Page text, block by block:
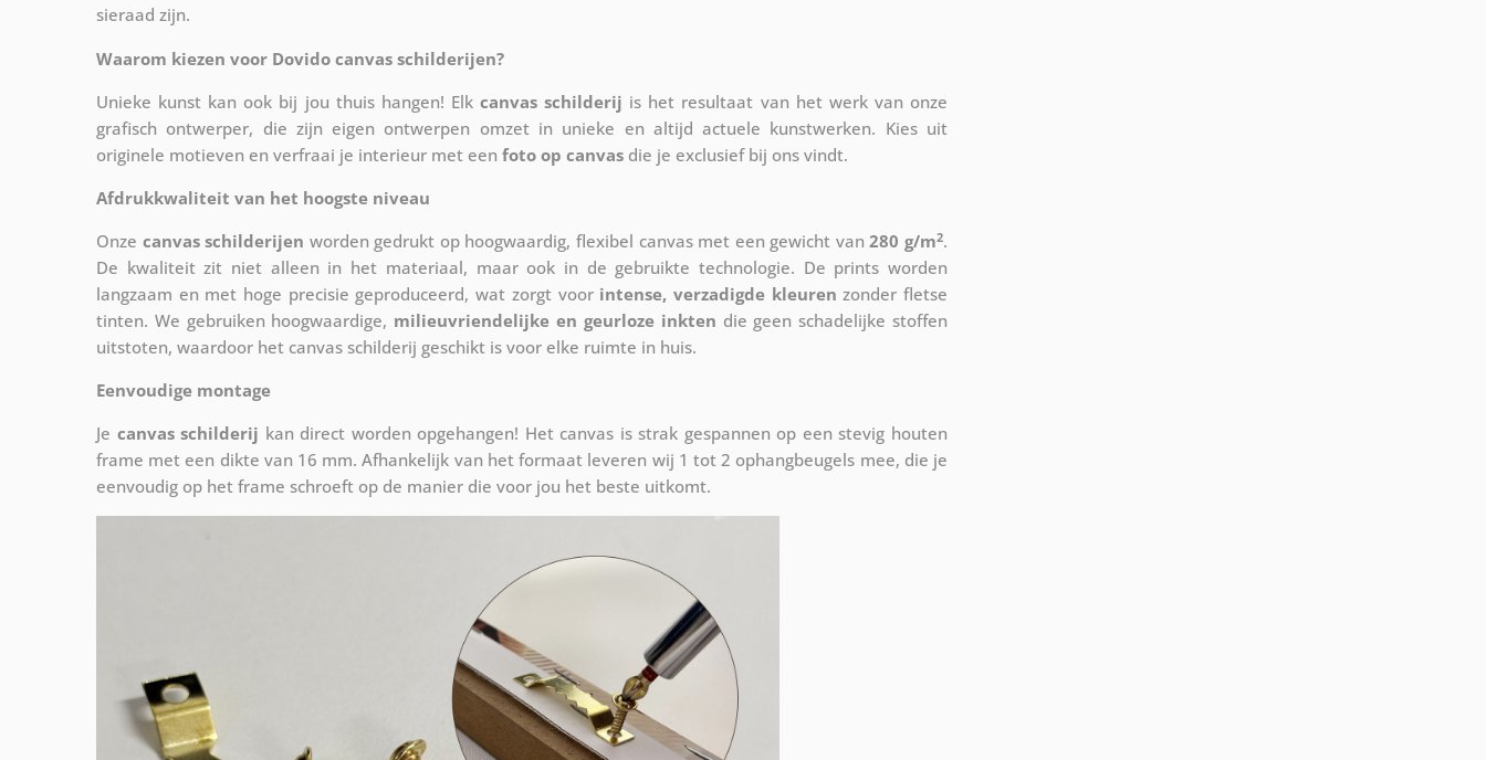
sieraad zijn.
Waarom kiezen voor Dovido canvas schilderijen?
Unieke kunst kan ook bij jou thuis hangen! Elk canvas schilderij is het resultaat van het werk van onze
grafisch ontwerper, die zijn eigen ontwerpen omzet in unieke en altijd actuele kunstwerken. Kies uit
originele motieven en verfraai je interieur met een foto op canvas die je exclusief bij ons vindt.
Afdrukkwaliteit van het hoogste niveau
Onze canvas schilderijen worden gedrukt op hoogwaardig, flexibel canvas met een gewicht van280 g/m2.
De kwaliteit zit niet alleen in het materiaal, maar ook in de gebruikte technologie. De prints worden
langzaam en met hoge precisie geproduceerd, wat zorgt voor intense, verzadigde kleuren zonder fletse
tinten. We gebruiken hoogwaardige, milieuvriendelijke en geurloze inkten die geen schadelijke stoffen
uitstoten, waardoor het canvas schilderij geschikt is voor elke ruimte in huis.
Eenvoudige montage
Je canvas schilderij kan direct worden opgehangen! Het canvas is strak gespannen op een stevig houten
frame met een dikte van 16 mm. Afhankelijk van het formaat leveren wij 1 tot 2 ophangbeugels mee, die je
eenvoudig op het frame schroeft op de manier die voor jou het beste uitkomt.